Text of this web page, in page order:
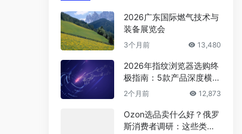
2026广东国际燃气技术与
装备展览会
3个月前 13,480
2026年指纹浏览器选购终
极指南：5款产品深度横
评，帮你省下冤枉钱
2个月前 12,873
Ozon选品卖什么好？俄罗
斯消费者调研：这些类目